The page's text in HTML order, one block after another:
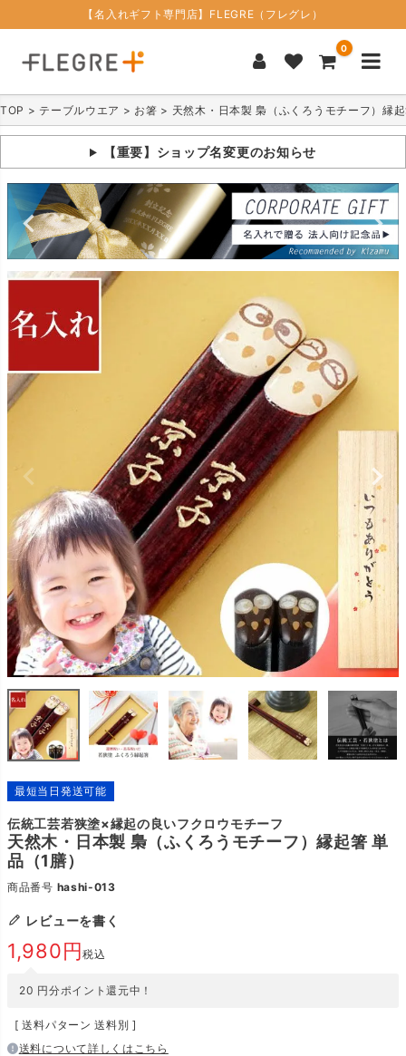
【名入れギフト専門店】FLEGRE（フレグレ）
0
TOP テーブルウエア お箸 天然木・日本製 梟（ふくろうモチーフ）縁
【重要】ショップ名変更のお知らせ
最短当日発送可能
伝統工芸若狭塗×縁起の良いフクロウモチーフ
天然木・日本製 梟（ふくろうモチーフ）縁起箸 単
品（1膳）
商品番号 hashi-013
レビューを書く
1,980 税込
20 円分ポイント還元中！
送料パターン 送料別
送料について詳しくはこちら